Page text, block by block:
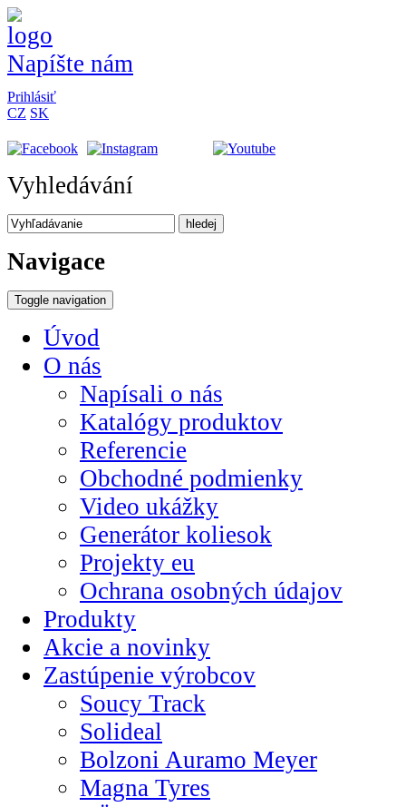
Napíšte nám
Prihlásiť
CZ SK
Vyhledávání
hledej
Navigace
Toggle navigation
Úvod
O nás
Napísali o nás
Katalógy produktov
Referencie
Obchodné podmienky
Video ukážky
Generátor koliesok
Projekty eu
Ochrana osobných údajov
Produkty
Akcie a novinky
Zastúpenie výrobcov
Soucy Track
Solideal
Bolzoni Auramo Meyer
Magna Tyres